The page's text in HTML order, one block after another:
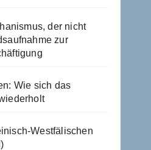
der nicht
zur
Wie sich das
Westfälischen